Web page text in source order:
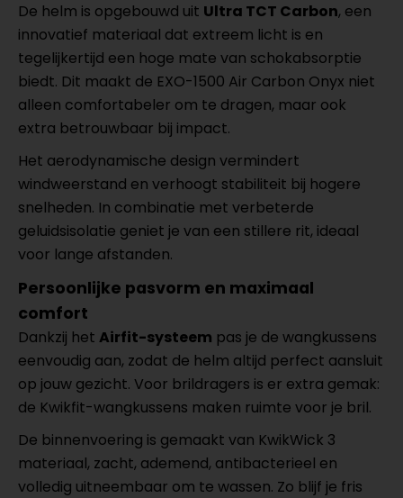
De helm is opgebouwd uit Ultra TCT Carbon, een
innovatief materiaal dat extreem licht is en
tegelijkertijd een hoge mate van schokabsorptie
biedt. Dit maakt de EXO-1500 Air Carbon Onyx niet
alleen comfortabeler om te dragen, maar ook
extra betrouwbaar bij impact.
Het aerodynamische design vermindert
windweerstand en verhoogt stabiliteit bij hogere
snelheden. In combinatie met verbeterde
geluidsisolatie geniet je van een stillere rit, ideaal
voor lange afstanden.
Persoonlijke pasvorm en maximaal
comfort
Dankzij het Airfit-systeem pas je de wangkussens
eenvoudig aan, zodat de helm altijd perfect aansluit
op jouw gezicht. Voor brildragers is er extra gemak:
de Kwikfit-wangkussens maken ruimte voor je bril.
De binnenvoering is gemaakt van KwikWick 3
materiaal, zacht, ademend, antibacterieel en
volledig uitneembaar om te wassen. Zo blijf je fris